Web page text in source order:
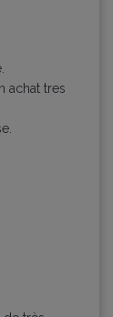
achat tres